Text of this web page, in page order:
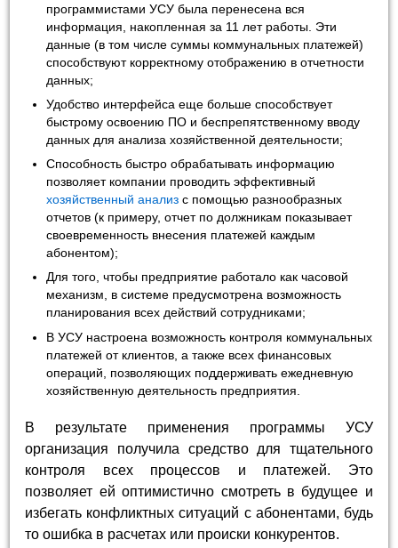
программистами УСУ была перенесена вся
информация, накопленная за 11 лет работы. Эти
данные (в том числе суммы коммунальных платежей)
способствуют корректному отображению в отчетности
данных;
Удобство интерфейса еще больше способствует
быстрому освоению ПО и беспрепятственному вводу
данных для анализа хозяйственной деятельности;
Способность быстро обрабатывать информацию
позволяет компании проводить эффективный
хозяйственный анализ с помощью разнообразных
отчетов (к примеру, отчет по должникам показывает
своевременность внесения платежей каждым
абонентом);
Для того, чтобы предприятие работало как часовой
механизм, в системе предусмотрена возможность
планирования всех действий сотрудниками;
В УСУ настроена возможность контроля коммунальных
платежей от клиентов, а также всех финансовых
операций, позволяющих поддерживать ежедневную
хозяйственную деятельность предприятия.
В результате применения программы УСУ
организация получила средство для тщательного
контроля всех процессов и платежей. Это
позволяет ей оптимистично смотреть в будущее и
избегать конфликтных ситуаций с абонентами, будь
то ошибка в расчетах или происки конкурентов.